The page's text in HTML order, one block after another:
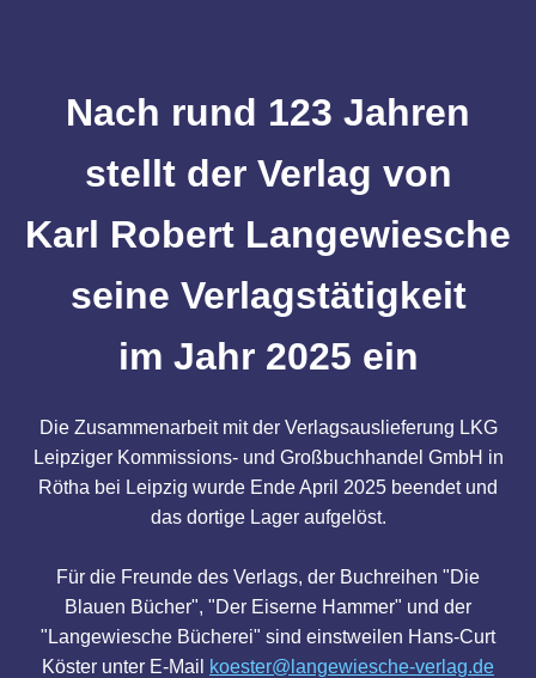
Nach rund 123 Jahren
stellt der Verlag von
Karl Robert Langewiesche
seine Verlagstätigkeit
im Jahr 2025 ein
Die Zusammenarbeit mit der Verlagsauslieferung LKG
Leipziger Kommissions- und Großbuchhandel GmbH in
Rötha bei Leipzig wurde Ende April 2025 beendet und
das dortige Lager aufgelöst.
Für die Freunde des Verlags, der Buchreihen "Die
Blauen Bücher", "Der Eiserne Hammer" und der
"Langewiesche Bücherei" sind einstweilen Hans-Curt
Köster unter E-Mail
koester@langewiesche-verlag.de